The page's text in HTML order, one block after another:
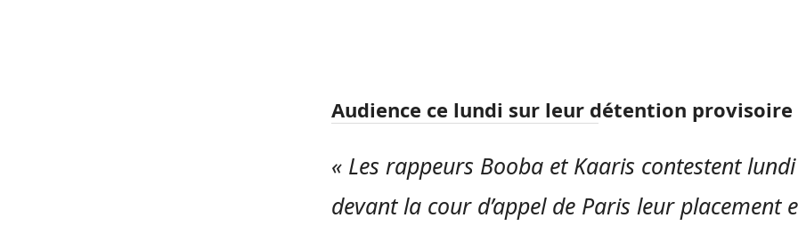
Audience ce lundi sur leur détention provisoire
« Les rappeurs Booba et Kaaris contestent lundi
devant la cour d’appel de Paris leur placement